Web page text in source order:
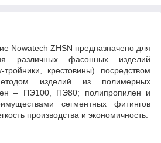
Nowatech ZHSN предназначено для
различных фасонных изделий
крестовины) посредством
изделий из полимерных
– ПЭ100, ПЭ80; полипропилен и
сегментных фитингов
производства и экономичность.